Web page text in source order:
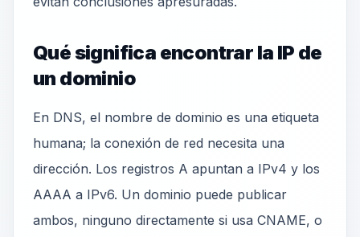
Qué significa encontrar la IP de
un dominio
En DNS, el nombre de dominio es una etiqueta
humana; la conexión de red necesita una
dirección. Los registros A apuntan a IPv4 y los
AAAA a IPv6. Un dominio puede publicar
ambos, ninguno directamente si usa CNAME, o